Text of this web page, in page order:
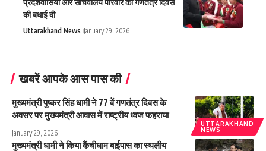
प्रदेशवासियों और सचिवालय परिवार को गणतंत्र दिवस
की बधाई दी
Uttarakhand News January 29, 2026
खबरें आपके आस पास की
UTTARAKHAND
NEWS
मुख्यमंत्री पुष्कर सिंह धामी ने 77 वें गणतंत्र दिवस के
अवसर पर मुख्यमंत्री आवास में राष्ट्रीय ध्वज फहराया
January 29, 2026
मुख्यमंत्री धामी ने किया कैंचीधाम बाईपास का स्थलीय